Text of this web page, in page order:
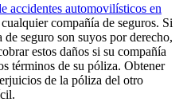
accidentes automovilísticos en
compañía de seguros. Si
seguro son suyos por derecho,
estos daños si su compañía
términos de su póliza. Obtener
de la póliza del otro